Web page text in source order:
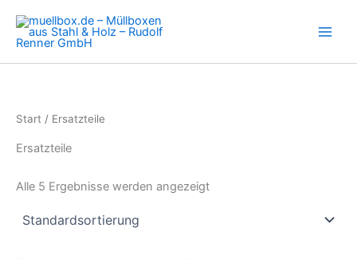
Inhalt
springen
Start / Ersatzteile
Ersatzteile
Alle 5 Ergebnisse werden angezeigt